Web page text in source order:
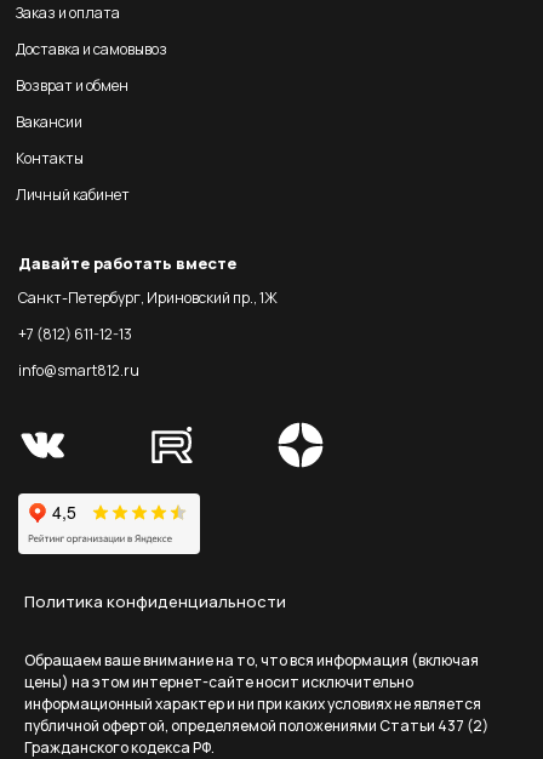
Заказ и оплата
Доставка и самовывоз
Возврат и обмен
Вакансии
Контакты
Личный кабинет
Давайте работать вместе
Санкт-Петербург, Ириновский пр., 1Ж
+7 (812) 611-12-13
info@smart812.ru
Политика конфиденциальности
Обращаем ваше внимание на то, что вся информация (включая
цены) на этом интернет-сайте носит исключительно
информационный характер и ни при каких условиях не является
публичной офертой, определяемой положениями Статьи 437 (2)
Гражданского кодекса РФ.